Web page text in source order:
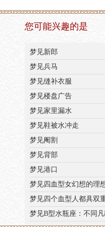
您可能兴趣的是
梦见新郎
梦见兵马
梦见缝补衣服
梦见楼盘广告
梦见家里漏水
梦见鞋被水冲走
梦见阉割
梦见背部
梦见港口
梦见四血型女幻想的理
梦见四个血型人都具双
梦见B型水瓶座：不同